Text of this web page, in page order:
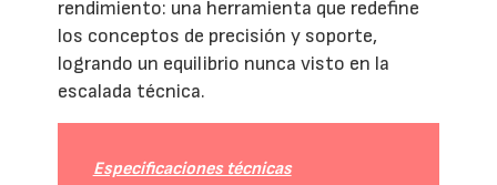
rendimiento: una herramienta que redefine
los conceptos de precisión y soporte,
logrando un equilibrio nunca visto en la
escalada técnica.
Especificaciones técnicas